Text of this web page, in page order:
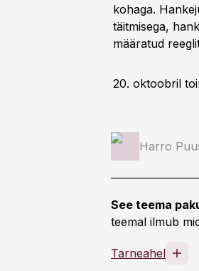
kohaga.
täitmisega,
määratud
20. oktoobril
Harro
See teema
teemal ilmub
Tarneahel